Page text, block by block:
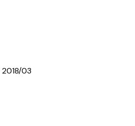
2018/03